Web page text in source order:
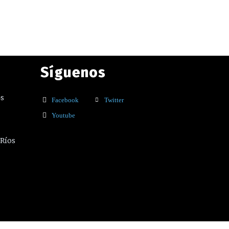
Síguenos
Facebook
Twitter
Youtube